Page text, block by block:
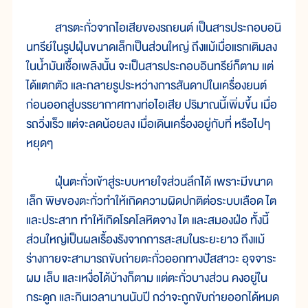
สารตะกั่วจากไอเสียของรถยนต์ เป็นสารประกอบอนิ
นทรีย์ในรูปฝุ่นขนาดเล็กเป็นส่วนใหญ่ ถึงแม้เมื่อแรกเติมลง
ในน้ำมันเชื้อเพลิงนั้น จะเป็นสารประกอบอินทรีย์ก็ตาม แต่
ได้แตกตัว และกลายรูประหว่างการสันดาปในเครื่องยนต์
ก่อนออกสู่บรรยากาศทางท่อไอเสีย ปริมาณนี้เพิ่มขึ้น เมื่อ
รถวิ่งเร็ว แต่จะลดน้อยลง เมื่อเดินเครื่องอยู่กับที่ หรือไปๆ
หยุดๆ
ฝุ่นตะกั่วเข้าสู่ระบบหายใจส่วนลึกได้ เพราะมีขนาด
เล็ก พิษของตะกั่วทำให้เกิดความผิดปกติต่อระบบเลือด ไต
และประสาท ทำให้เกิดโรคโลหิตจาง ไต และสมองฝ่อ ทั้งนี้
ส่วนใหญ่เป็นผลเรื้องรังจากการสะสมในระยะยาว ถึงแม้
ร่างกายจะสามารถขับถ่ายตะกั่วออกทางปัสสาวะ อุจจาระ
ผม เล็บ และเหงื่อได้บ้างก็ตาม แต่ตะกั่วบางส่วน คงอยู่ใน
กระดูก และกินเวลานานนับปี กว่าจะถูกขับถ่ายออกได้หมด